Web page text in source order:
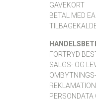
GAVEKORT
BETAL MED
FORTRYD
SALGS- OG
PERSONDATA